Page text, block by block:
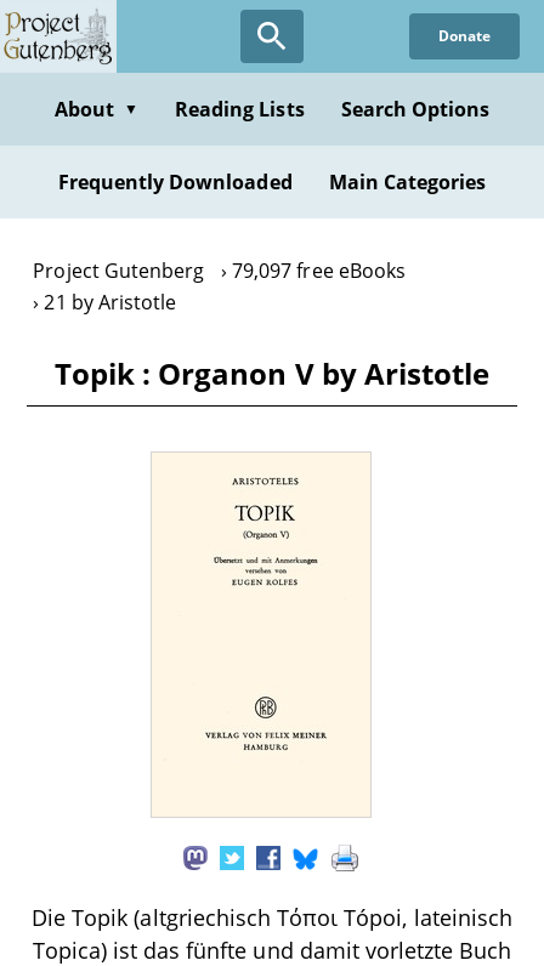
Skip
to
content
Donate
About ▼ Reading Lists Search Options
Frequently Downloaded Main Categories
Project Gutenberg
79,097 free eBooks
21 by Aristotle
Topik : Organon V by Aristotle
Die Topik (altgriechisch Τόποι Tópoi, lateinisch
Topica) ist das fünfte und damit vorletzte Buch